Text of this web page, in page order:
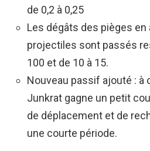
de 0,2 à 0,25
Les dégâts des pièges
projectiles sont passés
100 et de 10 à 15.
Nouveau passif ajouté : à
Junkrat gagne un petit
de déplacement et de
une courte période.